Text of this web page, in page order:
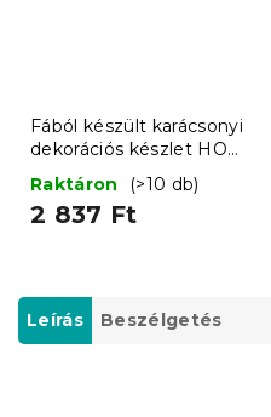
Fából készült karácsonyi
dekorációs készlet HOT
DRINKS, 12 db
Raktáron (>10 db)
2 837 Ft
Leírás Beszélgetés